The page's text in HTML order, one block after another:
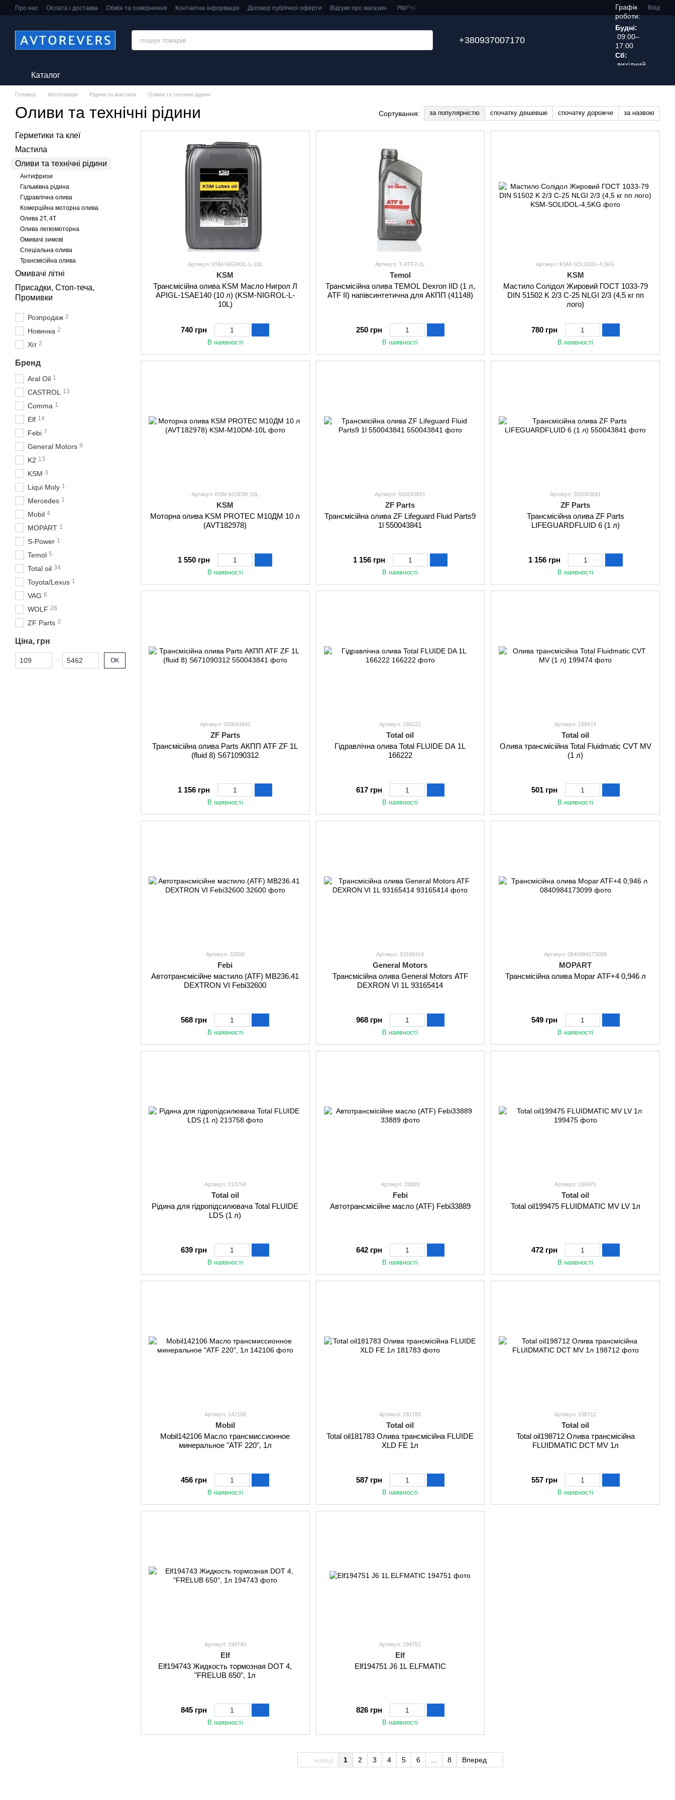
Перейти до основного контенту
Про нас Оплата і доставка Обмін та повернення Контактна інформація Договор публічної оферти Відгуки про магазин Укр Рус Вхід
+380937007170
Графік
роботи:
Будні:
09:00–
17:00
Сб:
вихідний
Каталог
Головна Автотовари Рідини та мастила Оливи та технічні рідини
Оливи та технічні рідини Сортування: за популярністю спочатку дешевше спочатку дорожче за назвою
Артикул: KSM-NIGROL-L-10L
KSM
Трансмісійна олива KSM Масло Нигрол Л
APIGL-1SAE140 (10 л) (KSM-NIGROL-L-
10L)
740 грн
В наявності
Артикул: T-ATF2-1L
Temol
Трансмісійна олива TEMOL Dexron IID (1 л,
ATF II) напівсинтетична для АКПП (41148)
250 грн
В наявності
Артикул: KSM-SOLIDOL-4,5KG
KSM
Мастило Солідол Жировий ГОСТ 1033-79
DIN 51502 K 2/3 C-25 NLGI 2/3 (4,5 кг пп
лого)
780 грн
В наявності
Артикул: KSM-M10DM-10L
KSM
Моторна олива KSM PROTEC М10ДМ 10 л
(AVT182978)
1 550 грн
В наявності
Артикул: 550043841
ZF Parts
Трансмісійна олива ZF Lifeguard Fluid Parts9
1l 550043841
1 156 грн
В наявності
Артикул: 550043841
ZF Parts
Трансмісійна олива ZF Parts
LIFEGUARDFLUID 6 (1 л)
1 156 грн
В наявності
Артикул: 550043841
ZF Parts
Трансмісійна олива Parts АКПП ATF ZF 1L
(fluid 8) S671090312
1 156 грн
В наявності
Артикул: 166222
Total oil
Гідравлічна олива Total FLUIDE DA 1L
166222
617 грн
В наявності
Артикул: 199474
Total oil
Олива трансмісійна Total Fluidmatic CVT MV
(1 л)
501 грн
В наявності
Артикул: 32600
Febi
Автотрансмісійне мастило (ATF) MB236.41
DEXTRON VI Febi32600
568 грн
В наявності
Артикул: 93165414
General Motors
Трансмісійна олива General Motors ATF
DEXRON VI 1L 93165414
968 грн
В наявності
Артикул: 0840984173099
MOPART
Трансмісійна олива Mopar ATF+4 0,946 л
549 грн
В наявності
Артикул: 213758
Total oil
Рідина для гідропідсилювача Total FLUIDE
LDS (1 л)
639 грн
В наявності
Артикул: 33889
Febi
Автотрансмісійне масло (ATF) Febi33889
642 грн
В наявності
Артикул: 199475
Total oil
Total oil199475 FLUIDMATIC MV LV 1л
472 грн
В наявності
Артикул: 142106
Mobil
Mobil142106 Масло трансмиссионное
минеральное "ATF 220", 1л
456 грн
В наявності
Артикул: 181783
Total oil
Total oil181783 Олива трансмісійна FLUIDE
XLD FE 1л
587 грн
В наявності
Артикул: 198712
Total oil
Total oil198712 Олива трансмісійна
FLUIDMATIC DCT MV 1л
557 грн
В наявності
Артикул: 194743
Elf
Elf194743 Жидкость тормозная DOT 4,
"FRELUB 650", 1л
845 грн
В наявності
Артикул: 194751
Elf
Elf194751 J6 1L ELFMATIC
826 грн
В наявності
назад 1 2 3 4 5 6 8 Вперед
Герметики та клеї
Мастила
Оливи та технічні рідини
Антифризи
Гальмівна рідина
Гідравлічна олива
Комерційна моторна олива
Олива 2T, 4T
Олива легкомоторна
Омивачі зимові
Спеціальна олива
Трансмісійна олива
Омивачі літні
Присадки, Стоп-теча,
Промивки
Розпродаж 2
Новинка 2
Хіт 2
Бренд
Aral Oil 1
CASTROL 13
Comma 1
Elf 14
Febi 7
General Motors 9
K2 13
KSM 3
Liqui Moly 1
Mercedes 1
Mobil 4
MOPART 1
S-Power 1
Temol 5
Total oil 34
Toyota/Lexus 1
VAG 6
WOLF 26
ZF Parts 3
Ціна, грн
Від Ціна, грн
До Ціна, грн OK